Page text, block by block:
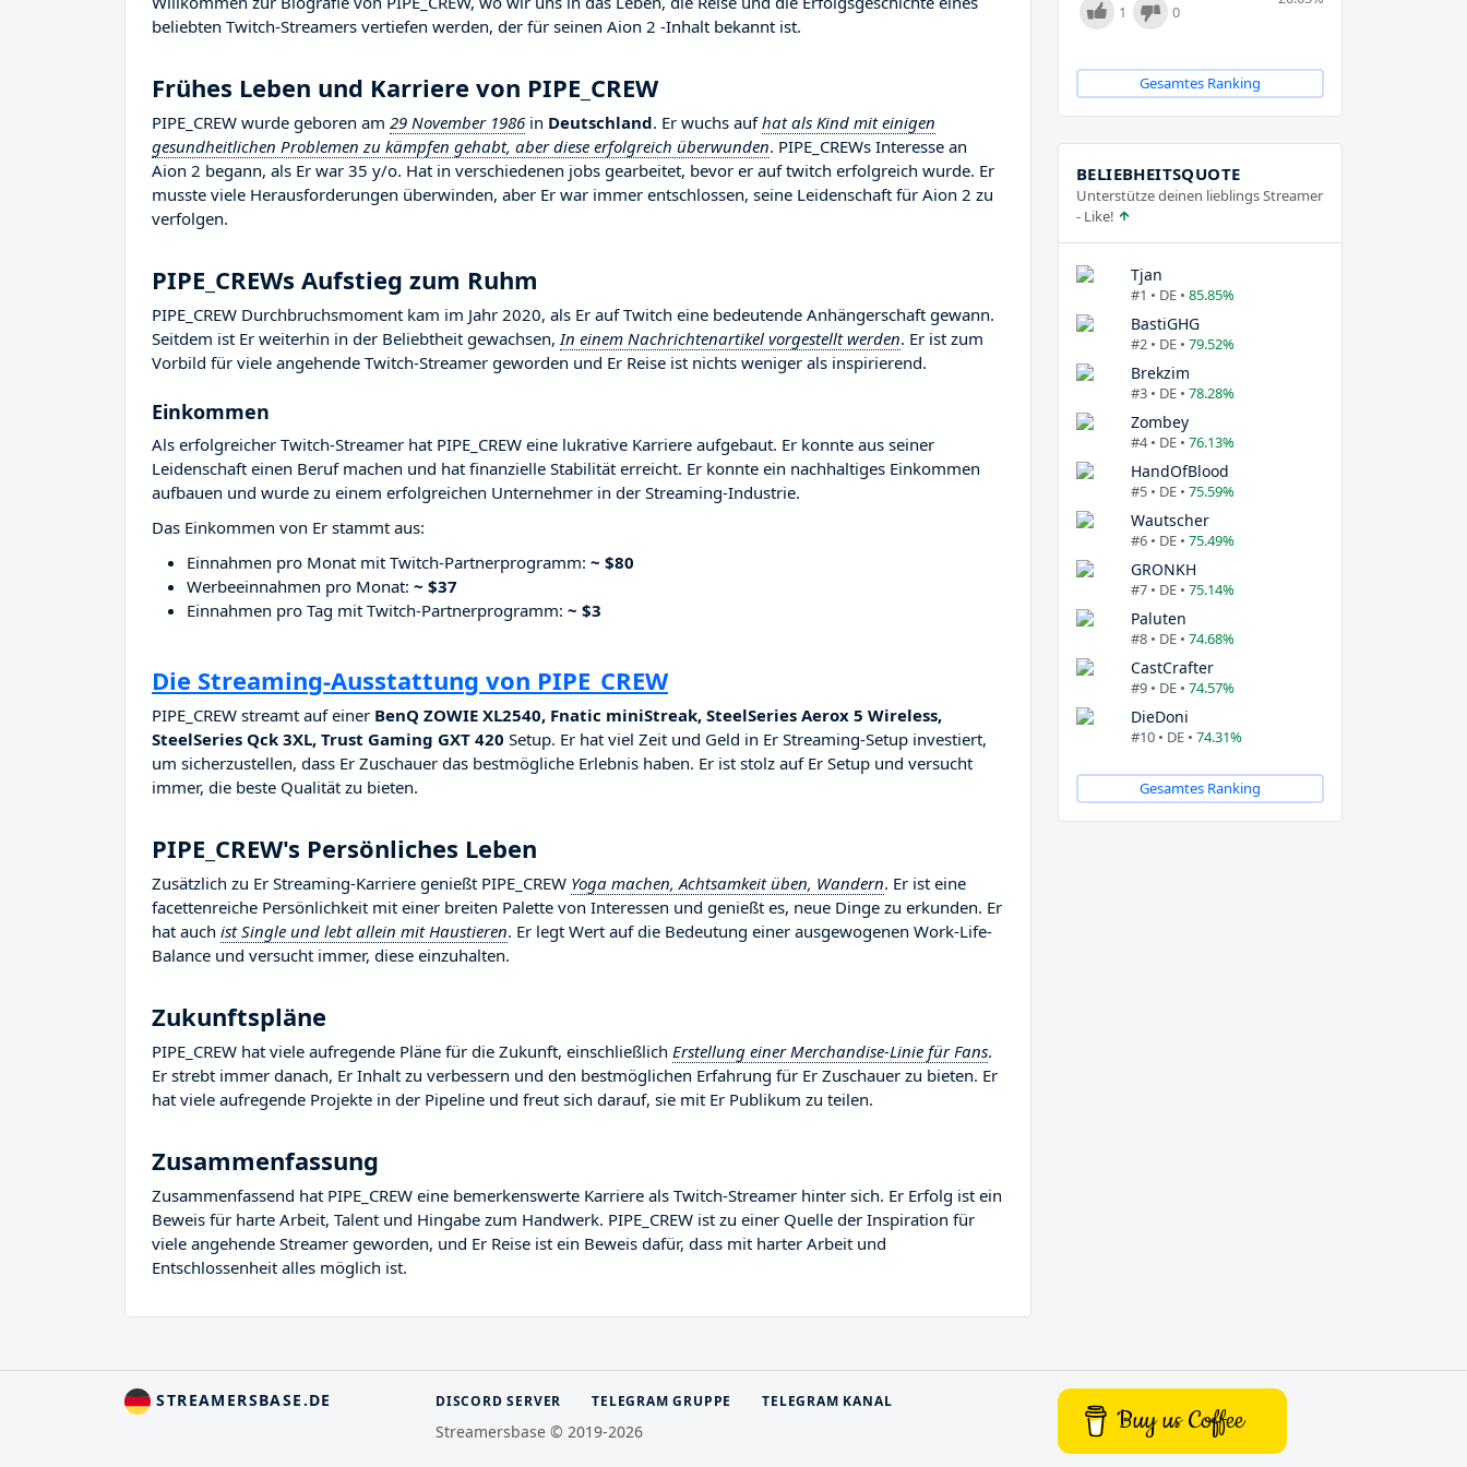
beliebten Twitch-Streamers vertiefen werden, der für seinen Aion 2 -Inhalt bekannt ist.
Frühes Leben und Karriere von PIPE_CREW
PIPE_CREW wurde geboren am 29 November 1986 in Deutschland. Er wuchs aufhat als Kind mit einigen
gesundheitlichen Problemen zu kämpfen gehabt, aber diese erfolgreich überwunden. PIPE_CREWs Interesse an
Aion 2 begann, als Er war 35 y/o. Hat in verschiedenen jobs gearbeitet, bevor er auf twitch erfolgreich wurde. Er
musste viele Herausforderungen überwinden, aber Er war immer entschlossen, seine Leidenschaft für Aion 2 zu
verfolgen.
PIPE_CREWs Aufstieg zum Ruhm
PIPE_CREW Durchbruchsmoment kam im Jahr 2020, als Er auf Twitch eine bedeutende Anhängerschaft gewann.
Seitdem ist Er weiterhin in der Beliebtheit gewachsen,In einem Nachrichtenartikel vorgestellt werden. Er ist zum
Vorbild für viele angehende Twitch-Streamer geworden und Er Reise ist nichts weniger als inspirierend.
Einkommen
Als erfolgreicher Twitch-Streamer hat PIPE_CREW eine lukrative Karriere aufgebaut. Er konnte aus seiner
Leidenschaft einen Beruf machen und hat finanzielle Stabilität erreicht. Er konnte ein nachhaltiges Einkommen
aufbauen und wurde zu einem erfolgreichen Unternehmer in der Streaming-Industrie.
Das Einkommen von Er stammt aus:
Einnahmen pro Monat mit Twitch-Partnerprogramm: ~ $80
Werbeeinnahmen pro Monat: ~ $37
Einnahmen pro Tag mit Twitch-Partnerprogramm: ~ $3
Die Streaming-Ausstattung von PIPE_CREW
PIPE_CREW streamt auf einer BenQ ZOWIE XL2540, Fnatic miniStreak, SteelSeries Aerox 5 Wireless,
SteelSeries Qck 3XL, Trust Gaming GXT 420 Setup. Er hat viel Zeit und Geld in Er Streaming-Setup investiert,
um sicherzustellen, dass Er Zuschauer das bestmögliche Erlebnis haben. Er ist stolz auf Er Setup und versucht
immer, die beste Qualität zu bieten.
PIPE_CREW's Persönliches Leben
Zusätzlich zu Er Streaming-Karriere genießt PIPE_CREW Yoga machen, Achtsamkeit üben, Wandern. Er ist eine
facettenreiche Persönlichkeit mit einer breiten Palette von Interessen und genießt es, neue Dinge zu erkunden. Er
hat auch ist Single und lebt allein mit Haustieren. Er legt Wert auf die Bedeutung einer ausgewogenen Work-Life-
Balance und versucht immer, diese einzuhalten.
Zukunftspläne
PIPE_CREW hat viele aufregende Pläne für die Zukunft, einschließlich Erstellung einer Merchandise-Linie für Fans.
Er strebt immer danach, Er Inhalt zu verbessern und den bestmöglichen Erfahrung für Er Zuschauer zu bieten. Er
hat viele aufregende Projekte in der Pipeline und freut sich darauf, sie mit Er Publikum zu teilen.
Zusammenfassung
Zusammenfassend hat PIPE_CREW eine bemerkenswerte Karriere als Twitch-Streamer hinter sich. Er Erfolg ist ein
Beweis für harte Arbeit, Talent und Hingabe zum Handwerk. PIPE_CREW ist zu einer Quelle der Inspiration für
viele angehende Streamer geworden, und Er Reise ist ein Beweis dafür, dass mit harter Arbeit und
Entschlossenheit alles möglich ist.
1 0
Gesamtes Ranking
BELIEBHEITSQUOTE
Unterstütze deinen lieblings Streamer
- Like!
Tjan
#1 • DE • 85.85%
BastiGHG
#2 • DE • 79.52%
Brekzim
#3 • DE • 78.28%
Zombey
#4 • DE • 76.13%
HandOfBlood
#5 • DE • 75.59%
Wautscher
#6 • DE • 75.49%
GRONKH
#7 • DE • 75.14%
Paluten
#8 • DE • 74.68%
CastCrafter
#9 • DE • 74.57%
DieDoni
#10 • DE • 74.31%
Gesamtes Ranking
STREAMERSBASE.DE DISCORD SERVER TELEGRAM GRUPPE TELEGRAM KANAL
Streamersbase © 2019-2026 Buy us Coffee